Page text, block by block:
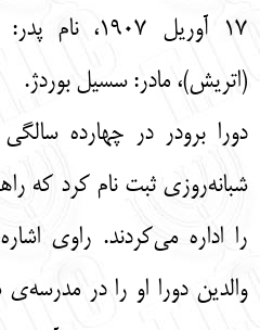
17 آوریل
(اتریش)، مادر: سسیل بوردژ.
دورا برودر در چهارده
شبانه‌روزی ثبت نام کرد که
را اداره می‌کردند. راوی
والدین دورا او را در